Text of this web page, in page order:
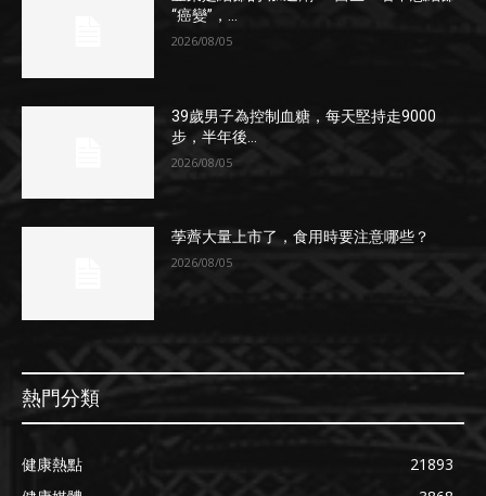
“癌變”，...
2026/08/05
39歲男子為控制血糖，每天堅持走9000
步，半年後...
2026/08/05
荸薺大量上市了，食用時要注意哪些？
2026/08/05
熱門分類
健康熱點
21893